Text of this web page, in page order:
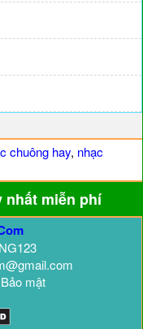
chuông hay, nhạc
nhất miễn phí
mật